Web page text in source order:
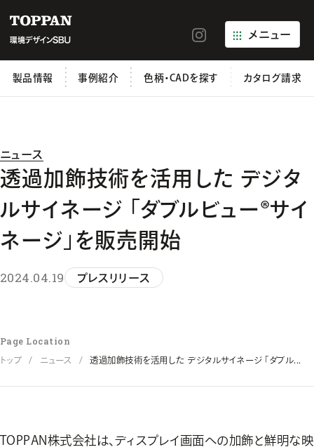
メニュー
製品情報 事例紹介 色柄・CADを探す カタログ請求
ニュース
透過加飾技術を活用した デジタ
ルサイネージ 「ダブルビュー®サイ
ネージ」を販売開始
2024.04.19 プレスリリース
Page Location
トップ ニュース 透過加飾技術を活用した デジタルサイネージ 「ダブル...
TOPPAN株式会社は、ディスプレイ画面への加飾と鮮明な映